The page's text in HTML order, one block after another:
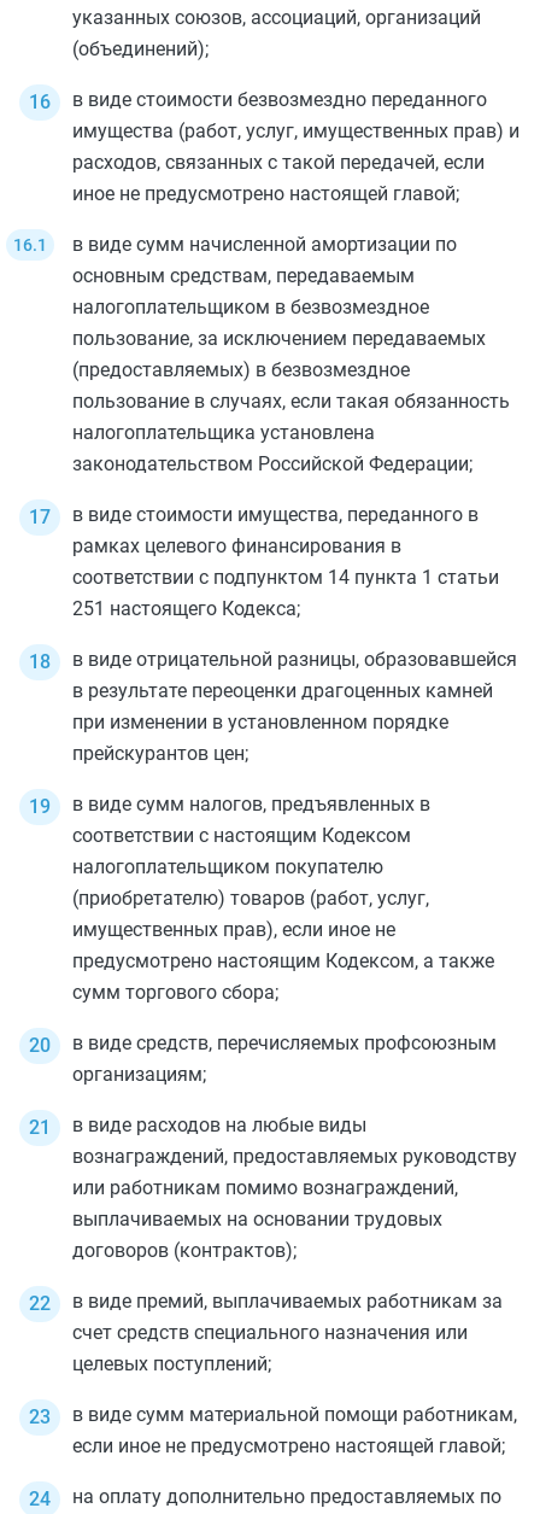
указанных союзов, ассоциаций, организаций
(объединений);
в виде стоимости безвозмездно переданного
имущества (работ, услуг, имущественных прав) и
расходов, связанных с такой передачей, если
иное не предусмотрено настоящей главой;
в виде сумм начисленной амортизации по
основным средствам, передаваемым
налогоплательщиком в безвозмездное
пользование, за исключением передаваемых
(предоставляемых) в безвозмездное
пользование в случаях, если такая обязанность
налогоплательщика установлена
законодательством Российской Федерации;
в виде стоимости имущества, переданного в
рамках целевого финансирования в
соответствии с подпунктом 14 пункта 1 статьи
251 настоящего Кодекса;
в виде отрицательной разницы, образовавшейся
в результате переоценки драгоценных камней
при изменении в установленном порядке
прейскурантов цен;
в виде сумм налогов, предъявленных в
соответствии с настоящим Кодексом
налогоплательщиком покупателю
(приобретателю) товаров (работ, услуг,
имущественных прав), если иное не
предусмотрено настоящим Кодексом, а также
сумм торгового сбора;
в виде средств, перечисляемых профсоюзным
организациям;
в виде расходов на любые виды
вознаграждений, предоставляемых руководству
или работникам помимо вознаграждений,
выплачиваемых на основании трудовых
договоров (контрактов);
в виде премий, выплачиваемых работникам за
счет средств специального назначения или
целевых поступлений;
в виде сумм материальной помощи работникам,
если иное не предусмотрено настоящей главой;
на оплату дополнительно предоставляемых по